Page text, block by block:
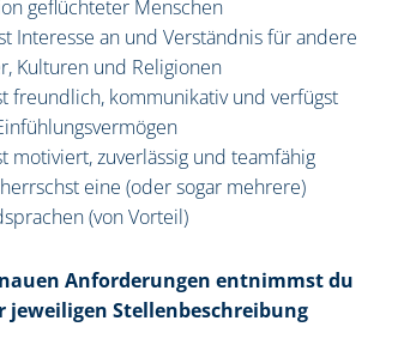
geflüchteter Menschen
Interesse an und Verständnis für andere
Kulturen und Religionen
freundlich, kommunikativ und verfügst
motiviert, zuverlässig und teamfähig
eine (oder sogar mehrere)
(von Vorteil)
Anforderungen entnimmst du
jeweiligen Stellenbeschreibung